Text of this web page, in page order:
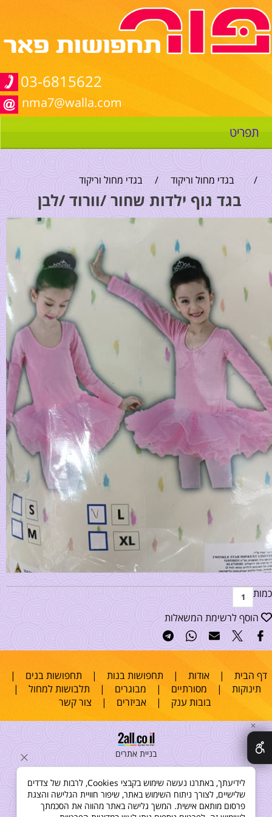
03-6815622
nma7@walla.com
תפריט
/ בגדי מחול וריקוד / בגדי מחול וריקוד
בגד גוף ילדות שחור /וורוד /לבן
כמות
הוסף לרשימת המשאלות
דף הבית |אודות | תחפושות בנות | תחפושות בנים |
תינוקות | מסורתיים | מבוגרים | תלבושות למחול |
בובות ענק |אביזרים | צור קשר
בניית אתרים
✕
לידיעתך, באתרנו נעשה שימוש בקבצי Cookies, לרבות של צדדים
שלישיים, לצורך ניתוח השימוש באתר, שיפור חוויית הגלישה והצגת
פרסום מותאם אישית. המשך גלישה באתר מהווה את הסכמתך